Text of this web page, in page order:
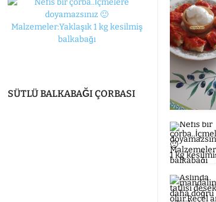
SÜTLÜ BALKABAĞI ÇORBASI